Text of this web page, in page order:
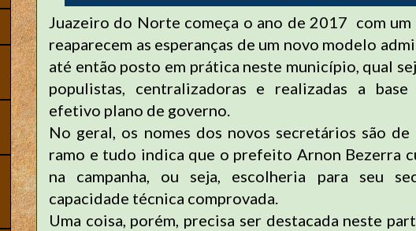
Juazeiro do Norte começa o ano de 2017 com
reaparecem as esperanças de um novo modelo
até então posto em prática neste município, qual
populistas, centralizadoras e realizadas a base
efetivo plano de governo.
No geral, os nomes dos novos secretários são de
ramo e tudo indica que o prefeito Arnon Bezerra
na campanha, ou seja, escolheria para seu
capacidade técnica comprovada.
Uma coisa, porém, precisa ser destacada neste